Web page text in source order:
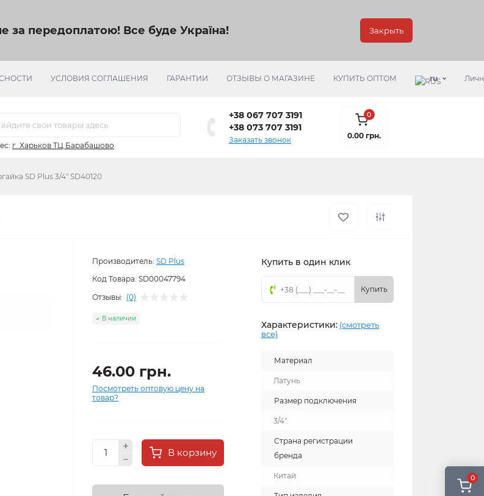
0
за передоплатою! Все буде Україна! Закрыть
УСЛОВИЯ СОГЛАШЕНИЯ ГАРАНТИИ ОТЗЫВЫ О МАГАЗИНЕ КУПИТЬ ОПТОМ ru
г. Харьков ТЦ Барабашово
+38 067 707 3191
+38 073 707 3191
Заказать звонок
0
0.00 грн.
SD Plus 3/4" SD40120
Производитель: SD Plus
Код Товара: SD00047794
Отзывы: (0)
В наличии
46.00 грн.
Посмотреть оптовую цену на
товар?
В корзину
Купить в один клик
Купить
Характеристики: (смотреть
все)
Материал
Латунь
Размер подключения
3/4"
Страна регистрации
бренда
Китай